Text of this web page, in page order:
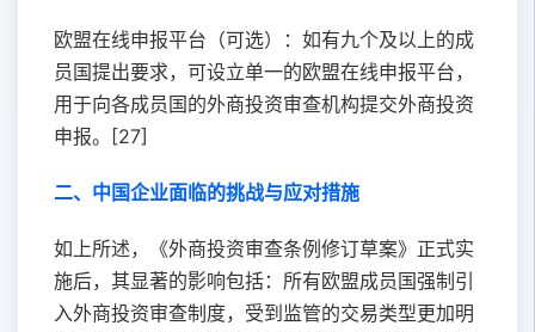
欧盟在线申报平台（可选）：如有九个及以上的成
员国提出要求，可设立单一的欧盟在线申报平台，
用于向各成员国的外商投资审查机构提交外商投资
申报。[27]
二、中国企业面临的挑战与应对措施
如上所述，《外商投资审查条例修订草案》正式实
施后，其显著的影响包括：所有欧盟成员国强制引
入外商投资审查制度，受到监管的交易类型更加明